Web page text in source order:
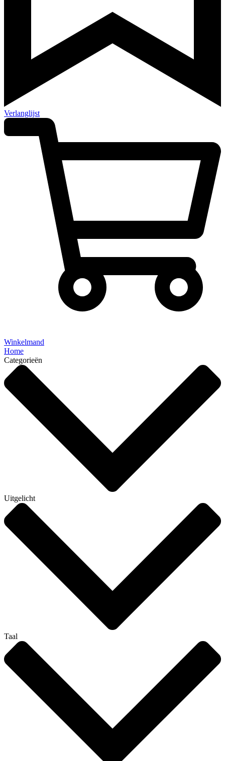
Verlanglijst
Winkelmand
Home
Categorieën
Uitgelicht
Taal